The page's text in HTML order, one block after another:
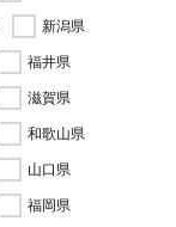
新潟県
福井県
滋賀県
和歌山県
山口県
福岡県